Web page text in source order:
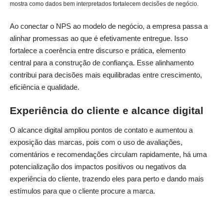
mostra como dados bem interpretados fortalecem decisões de negócio.
Ao conectar o NPS ao modelo de negócio, a empresa passa a
alinhar promessas ao que é efetivamente entregue. Isso
fortalece a coerência entre discurso e prática, elemento
central para a construção de confiança. Esse alinhamento
contribui para decisões mais equilibradas entre crescimento,
eficiência e qualidade.
Experiência do cliente e alcance digital
O alcance digital ampliou pontos de contato e aumentou a
exposição das marcas, pois com o uso de avaliações,
comentários e recomendações circulam rapidamente, há uma
potencialização dos impactos positivos ou negativos da
experiência do cliente, trazendo eles para perto e dando mais
estímulos para que o cliente procure a marca.